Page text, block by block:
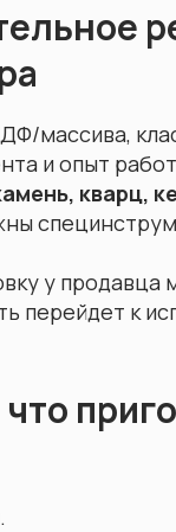
массива,
и опыт
кварц,
у продавца
перейдет к